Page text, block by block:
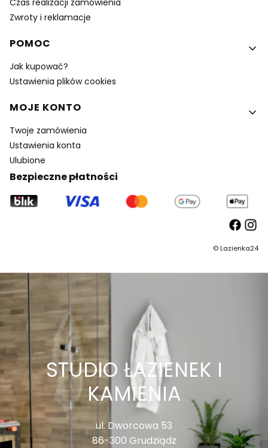
Czas realizacji zamówienia
Zwroty i reklamacje
POMOC
Jak kupować?
Ustawienia plików cookies
MOJE KONTO
Twoje zamówienia
Ustawienia konta
Ulubione
Bezpieczne płatności
©Lazienka24
STUDIO ŁAZIENEK I
KAMIENIA
ul. Dworcowa 53
86-300 Grudziądz